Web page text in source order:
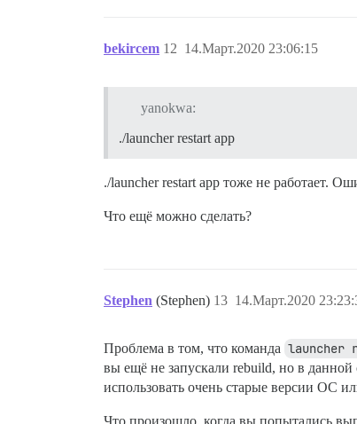
bekircem 14.Март.2020 23:06:15
12
yanokwa:
./launcher restart app
./launcher restart app тоже не работает.
Что ещё можно сделать?
Stephen (Stephen) 14.Март.2020
13
Проблема в том, что команда launcher
вы ещё не запускали rebuild, но в
использовать очень старые версии ОС
Что произошло, когда вы попытались